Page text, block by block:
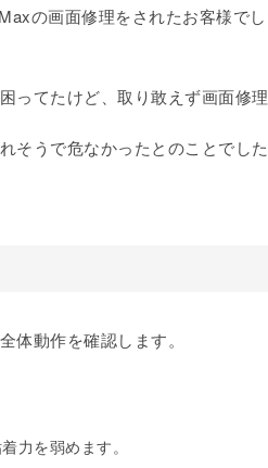
の画面修理をされたお客様で
ってたけど、取り敢えず画面修
そうで危なかったとのことでし
体動作を確認します。
力を弱めます。